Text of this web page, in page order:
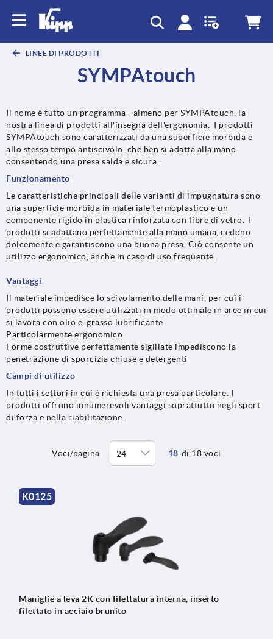
LINEE DI PRODOTTI
SYMPAtouch
Il nome è tutto un programma - almeno per SYMPAtouch, la
nostra linea di prodotti all'insegna dell'ergonomia. I prodotti
SYMPAtouch sono caratterizzati da una superficie morbida e
allo stesso tempo antiscivolo, che ben si adatta alla mano
consentendo una presa salda e sicura.
Funzionamento
Le caratteristiche principali delle varianti di impugnatura sono
una superficie morbida in materiale termoplastico e un
componente rigido in plastica rinforzata con fibre di vetro. I
prodotti si adattano perfettamente alla mano umana, cedono
dolcemente e garantiscono una buona presa. Ciò consente un
utilizzo ergonomico, anche in caso di uso frequente.
Vantaggi
Il materiale impedisce lo scivolamento delle mani, per cui i
prodotti possono essere utilizzati in modo ottimale in aree in cui
si lavora con olio e grasso lubrificante
Particolarmente ergonomico
Forme costruttive perfettamente sigillate impediscono la
penetrazione di sporcizia chiuse e detergenti
Campi di utilizzo
In tutti i settori in cui è richiesta una presa particolare. I
prodotti offrono innumerevoli vantaggi soprattutto negli sport
di forza e nella riabilitazione.
Voci/pagina 18 di 18 voci
K0125
Maniglie a leva 2K con filettatura interna, inserto
filettato in acciaio brunito